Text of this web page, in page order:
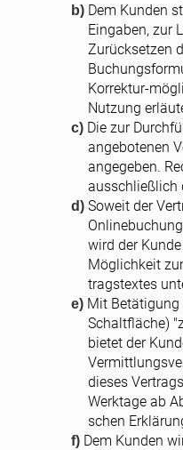
Dem Kunden
Eingaben, zur
Zurücksetzen
Korrektur-
Nutzung
Die zur
angebotenen
angegeben.
ausschließlich
Soweit der
wird der
Möglichkeit
tragstextes
Mit Betätigung
Schaltfläche)
bietet der
dieses
Werktage ab
schen
Dem Kunden